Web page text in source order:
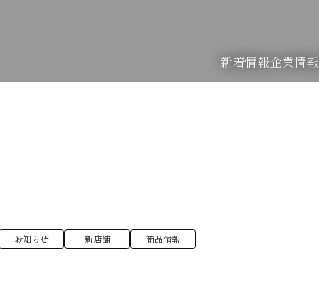
新着情報企業情報
お知らせ 新店舗 商品情報